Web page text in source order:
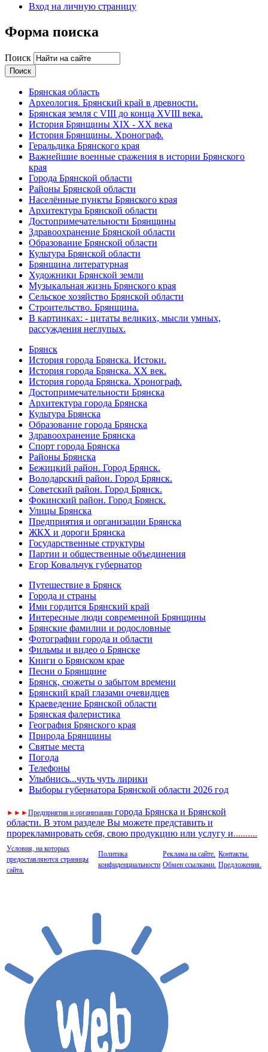
Вход на личную страницу
Форма поиска
Поиск
Брянская область
Археология. Брянский край в древности.
Брянская земля с VIII до конца XVIII века.
История Брянщины XIX - XX века
История Брянщины. Хронограф.
Геральдика Брянского края
Важнейшие военные сражения в истории Брянского
края
Города Брянской области
Районы Брянской области
Населённые пункты Брянского края
Архитектура Брянской области
Достопримечательности Брянщины
Здравоохранение Брянской области
Образование Брянской области
Культура Брянской области
Брянщина литературная
Художники Брянской земли
Музыкальная жизнь Брянского края
Сельское хозяйство Брянской области
Строительство. Брянщина.
В картинках: - цитаты великих, мысли умных,
рассуждения неглупых.
Брянск
История города Брянска. Истоки.
История города Брянска. XX век.
История города Брянска. Хронограф.
Достопримечательности Брянска
Архитектура города Брянска
Культура Брянска
Образование города Брянска
Здравоохранение Брянска
Спорт города Брянска
Районы Брянска
Бежицкий район. Город Брянск.
Володарский район. Город Брянск.
Советский район. Город Брянск.
Фокинский район. Город Брянск.
Улицы Брянска
Предприятия и организации Брянска
ЖКХ и дороги Брянска
Государственные структуры
Партии и общественные объединения
Егор Ковальчук губернатор
Путешествие в Брянск
Города и страны
Ими гордится Брянский край
Интересные люди современной Брянщины
Брянские фамилии и родословные
Фотографии города и области
Фильмы и видео о Брянске
Книги о Брянском крае
Песни о Брянщине
Брянск, сюжеты о забытом времени
Брянский край глазами очевидцев
Краеведение Брянской области
Брянская фалеристика
География Брянского края
Природа Брянщины
Святые места
Погода
Телефоны
Улыбнись...чуть чуть лирики
Выборы губернатора Брянской области 2026 год
► ► ►Предприятия и организации города Брянска и Брянской
области. В этом разделе Вы можете представить и
прорекламировать себя, свою продукцию или услугу и..........
Условия, на которых
предоставляются страницы
сайта.
Политика
конфиденциальности
Реклама на сайте.
Обмен ссылками.
Контакты.
Предложения.